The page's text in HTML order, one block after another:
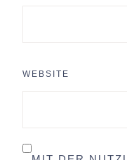
WEBSITE